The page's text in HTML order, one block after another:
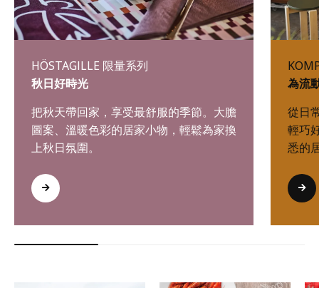
HÖSTAGILLE 限量系列
秋日好時光
把秋天帶回家，享受最舒服的季節。大膽
圖案、溫暖色彩的居家小物，輕鬆為家換
上秋日氛圍。
為流
從日
輕巧
悉的